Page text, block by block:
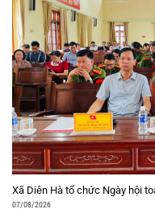
Xã Diên Hà tổ chức Ngày hội
07/08/2026